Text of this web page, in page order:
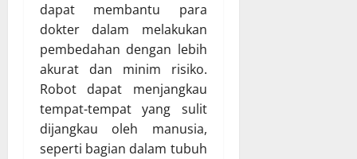
dapat membantu para
dokter dalam melakukan
pembedahan dengan lebih
akurat dan minim risiko.
Robot dapat menjangkau
tempat-tempat yang sulit
dijangkau oleh manusia,
seperti bagian dalam tubuh